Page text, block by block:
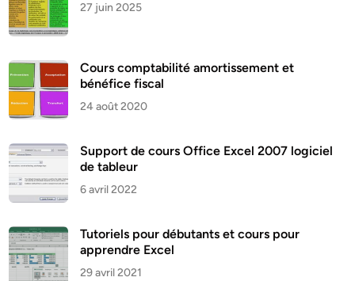
27 juin 2025
Cours comptabilité amortissement et
bénéfice fiscal
24 août 2020
Support de cours Office Excel 2007 logiciel
de tableur
6 avril 2022
Tutoriels pour débutants et cours pour
apprendre Excel
29 avril 2021